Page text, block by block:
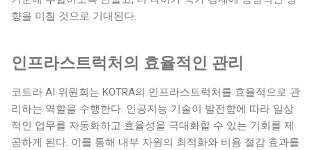
향을 미칠 것으로 기대된다.
인프라스트럭처의 효율적인 관리
코트라 AI 위원회는 KOTRA의 인프라스트럭처를 효율적으로 관
리하는 역할을 수행한다. 인공지능 기술이 발전함에 따라 일상
적인 업무를 자동화하고 효율성을 극대화할 수 있는 기회를 제
공하게 된다. 이를 통해 내부 자원의 최적화와 비용 절감 효과를